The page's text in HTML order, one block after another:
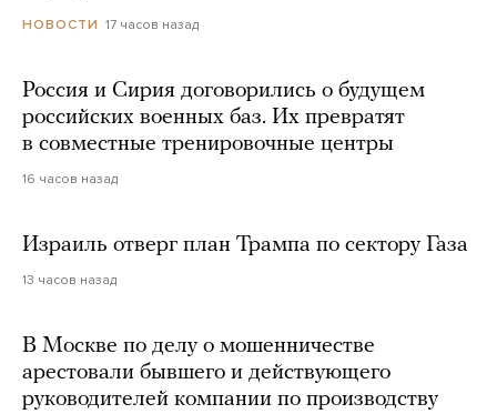
НОВОСТИ 17 часов назад
Россия и Сирия договорились о будущем
российских военных баз. Их превратят
в совместные тренировочные центры
16 часов назад
Израиль отверг план Трампа по сектору Газа
13 часов назад
В Москве по делу о мошенничестве
арестовали бывшего и действующего
руководителей компании по производству